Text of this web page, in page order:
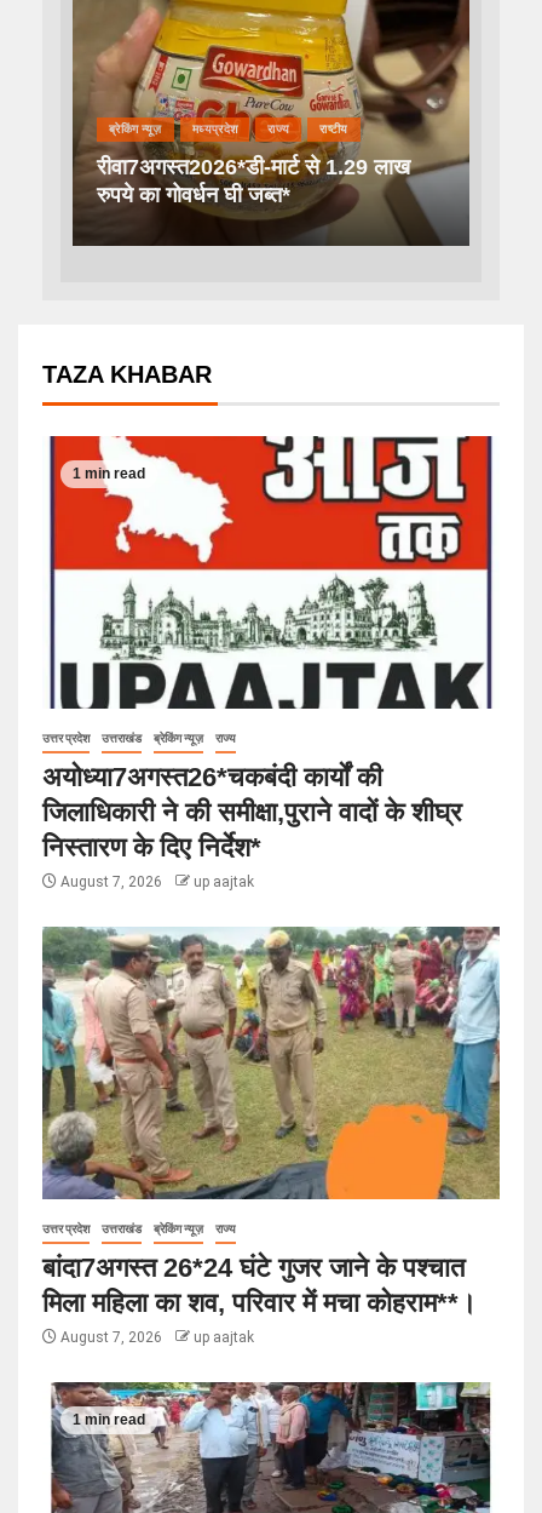
ब्रेकिंग न्यूज़ मध्यप्रदेश राज्य राष्टीय
रीवा7अगस्त2026*डी-मार्ट से 1.29 लाख
रुपये का गोवर्धन घी जब्त*
TAZA KHABAR
1 min read
उत्तर प्रदेश उत्तराखंड ब्रेकिंग न्यूज़ राज्य
अयोध्या7अगस्त26*चकबंदी कार्यों की
जिलाधिकारी ने की समीक्षा,पुराने वादों के शीघ्र
निस्तारण के दिए निर्देश*
August 7, 2026 up aajtak
उत्तर प्रदेश उत्तराखंड ब्रेकिंग न्यूज़ राज्य
बांदा7अगस्त 26*24 घंटे गुजर जाने के पश्चात
मिला महिला का शव, परिवार में मचा कोहराम**।
August 7, 2026 up aajtak
1 min read